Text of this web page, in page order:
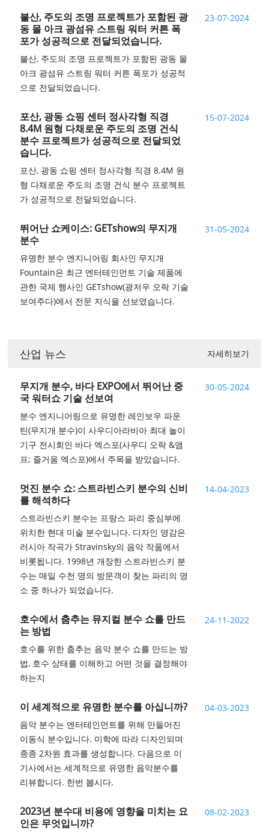
불산, 주도의 조명 프로젝트가 포함된 광
동 몰 아크 광섬유 스트링 워터 커튼 폭
포가 성공적으로 전달되었습니다.
불산, 주도의 조명 프로젝트가 포함된 광동 몰
아크 광섬유 스트링 워터 커튼 폭포가 성공적
으로 전달되었습니다.
23-07-2024
포산, 광동 쇼핑 센터 정사각형 직경
8.4M 원형 다채로운 주도의 조명 건식
분수 프로젝트가 성공적으로 전달되었
습니다.
포산, 광동 쇼핑 센터 정사각형 직경 8.4M 원
형 다채로운 주도의 조명 건식 분수 프로젝트
가 성공적으로 전달되었습니다.
15-07-2024
뛰어난 쇼케이스: GETshow의 무지개
분수
유명한 분수 엔지니어링 회사인 무지개
Fountain은 최근 엔터테인먼트 기술 제품에
관한 국제 행사인 GETshow(광저우 오락 기술
보여주다)에서 전문 지식을 선보였습니다.
31-05-2024
산업 뉴스 자세히보기
무지개 분수, 바다 EXPO에서 뛰어난 중
국 워터쇼 기술 선보여
분수 엔지니어링으로 유명한 레인보우 파운
틴(무지개 분수)이 사우디아라비아 최대 놀이
기구 전시회인 바다 엑스포(사우디 오락 &앰
프; 즐거움 엑스포)에서 주목을 받았습니다.
30-05-2024
멋진 분수 쇼: 스트라빈스키 분수의 신비
를 해석하다
스트라빈스키 분수는 프랑스 파리 중심부에
위치한 현대 미술 분수입니다. 디자인 영감은
러시아 작곡가 Stravinsky의 음악 작품에서
비롯됩니다. 1998년 개장한 스트라빈스키 분
수는 매일 수천 명의 방문객이 찾는 파리의 명
소 중 하나가 되었습니다.
14-04-2023
호수에서 춤추는 뮤지컬 분수 쇼를 만드
는 방법
호수를 위한 춤추는 음악 분수 쇼를 만드는 방
법, 호수 상태를 이해하고 어떤 것을 결정해야
하는지
24-11-2022
이 세계적으로 유명한 분수를 아십니까?
음악 분수는 엔터테인먼트를 위해 만들어진
이동식 분수입니다. 미학에 따라 디자인되며
종종 2차원 효과를 생성합니다. 다음으로 이
기사에서는 세계적으로 유명한 음악분수를
리뷰합니다. 한번 봅시다.
04-03-2023
2023년 분수대 비용에 영향을 미치는 요
인은 무엇입니까?
08-02-2023